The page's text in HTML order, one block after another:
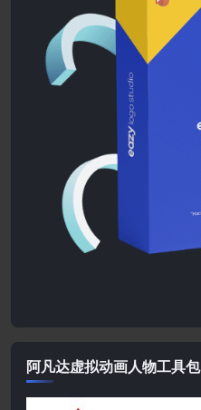
阿凡达虚拟动画人物工具包